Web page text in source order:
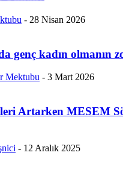
- 28 Nisan 2026
genç kadın olmanın
Mektubu - 3 Mart 2026
Artarken MESEM
- 12 Aralık 2025